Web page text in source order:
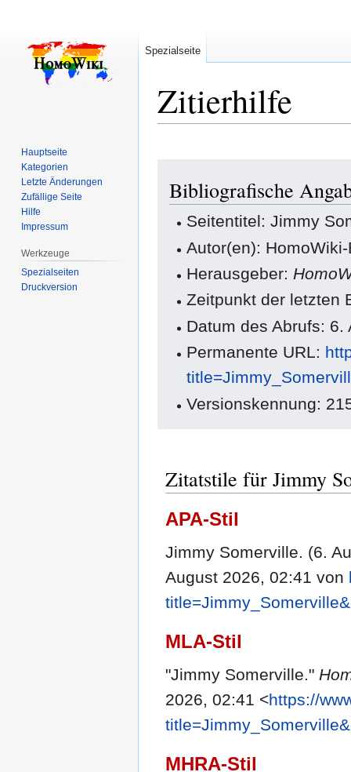
Zitierhilfe
Navigation
springen
Suche
springen
Bibliografische
Seitentitel: Jimmy
Autor(en):
Herausgeber:
Zeitpunkt der letzten
Datum des Abrufs:
Permanente URL:
Versionskennung:
Zitatstile für Jimmy
APA-Stil
Jimmy Somerville. (6.
August 2026, 02:41 von
MLA-Stil
"Jimmy Somerville."
2026, 02:41 <https://
MHRA-Stil
Spezialseite
Hauptseite
Kategorien
Letzte Änderungen
Zufällige Seite
Hilfe
Impressum
Werkzeuge
Spezialseiten
Druckversion